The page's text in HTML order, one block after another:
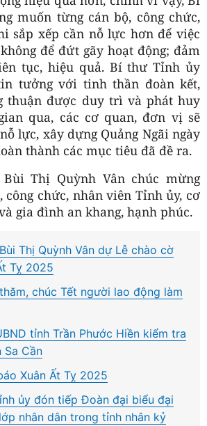
muốn từng cán bộ, công chức,
sắp xếp cần nỗ lực hơn để việc
để đứt gãy hoạt động; đảm
tục, hiệu quả. Bí thư Tỉnh ủy
tưởng với tinh thần đoàn kết,
thuận được duy trì và phát huy
qua, các cơ quan, đơn vị sẽ
lực, xây dựng Quảng Ngãi ngày
thành các mục tiêu đã đề ra.
Thị Quỳnh Vân chúc mừng
chức, nhân viên Tỉnh ủy, cơ
gia đình an khang, hạnh phúc.
Thị Quỳnh Vân dự Lễ chào cờ
Tỵ 2025
chúc Tết người lao động làm
tỉnh Trần Phước Hiền kiểm tra
Sa Cần
Xuân Ất Tỵ 2025
ủy đón tiếp Đoàn đại biểu đại
nhân dân trong tỉnh nhân kỷ